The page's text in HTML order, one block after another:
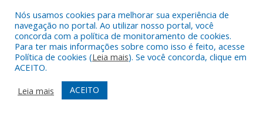
DE DEZEMBRO DE 2021
DEZ 20
ATA DA 35ª SESSÃO ORDINÁRIA, DE 20 DE
DEZEMBRO DE 2021
DEZ 10
PROJETO DE LEI Nº 09/2021, DE 10 DE
pública a Associação dos Produtores
Agroextrativistas e Pescadores do Rio
Nós usamos cookies para melhorar sua experiência de
navegação no portal. Ao utilizar nosso portal, você
concorda com a política de monitoramento de cookies.
Para ter mais informações sobre como isso é feito, acesse
Política de cookies (Leia mais). Se você concorda, clique em
ACEITO.
Leia mais
ACEITO